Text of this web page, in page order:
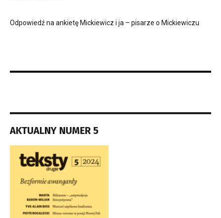
Odpowiedź na ankietę Mickiewicz i ja – pisarze o Mickiewiczu
AKTUALNY NUMER 5